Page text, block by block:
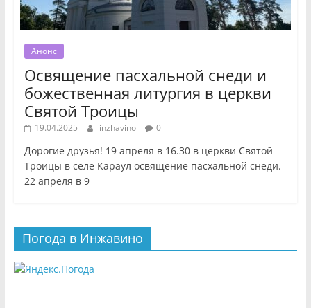
Анонс
Освящение пасхальной снеди и
божественная литургия в церкви
Святой Троицы
19.04.2025 inzhavino 0
Дорогие друзья! 19 апреля в 16.30 в церкви Святой
Троицы в селе Караул освящение пасхальной снеди.
22 апреля в 9
Погода в Инжавино